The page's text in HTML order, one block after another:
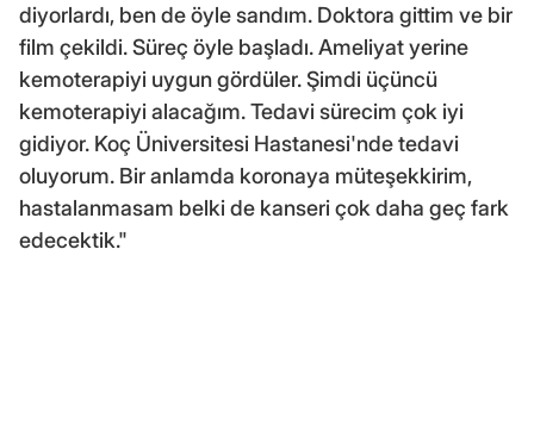
diyorlardı, ben de öyle sandım. Doktora gittim ve bir
film çekildi. Süreç öyle başladı. Ameliyat yerine
kemoterapiyi uygun gördüler. Şimdi üçüncü
kemoterapiyi alacağım. Tedavi sürecim çok iyi
gidiyor. Koç Üniversitesi Hastanesi'nde tedavi
oluyorum. Bir anlamda koronaya müteşekkirim,
hastalanmasam belki de kanseri çok daha geç fark
edecektik."